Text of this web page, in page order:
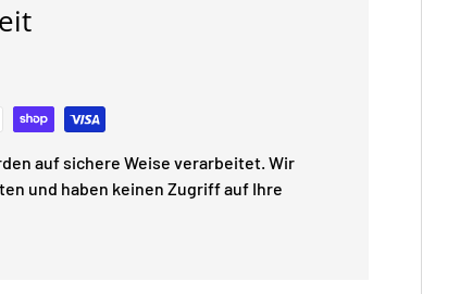
auf sichere Weise verarbeitet. Wir
und haben keinen Zugriff auf Ihre